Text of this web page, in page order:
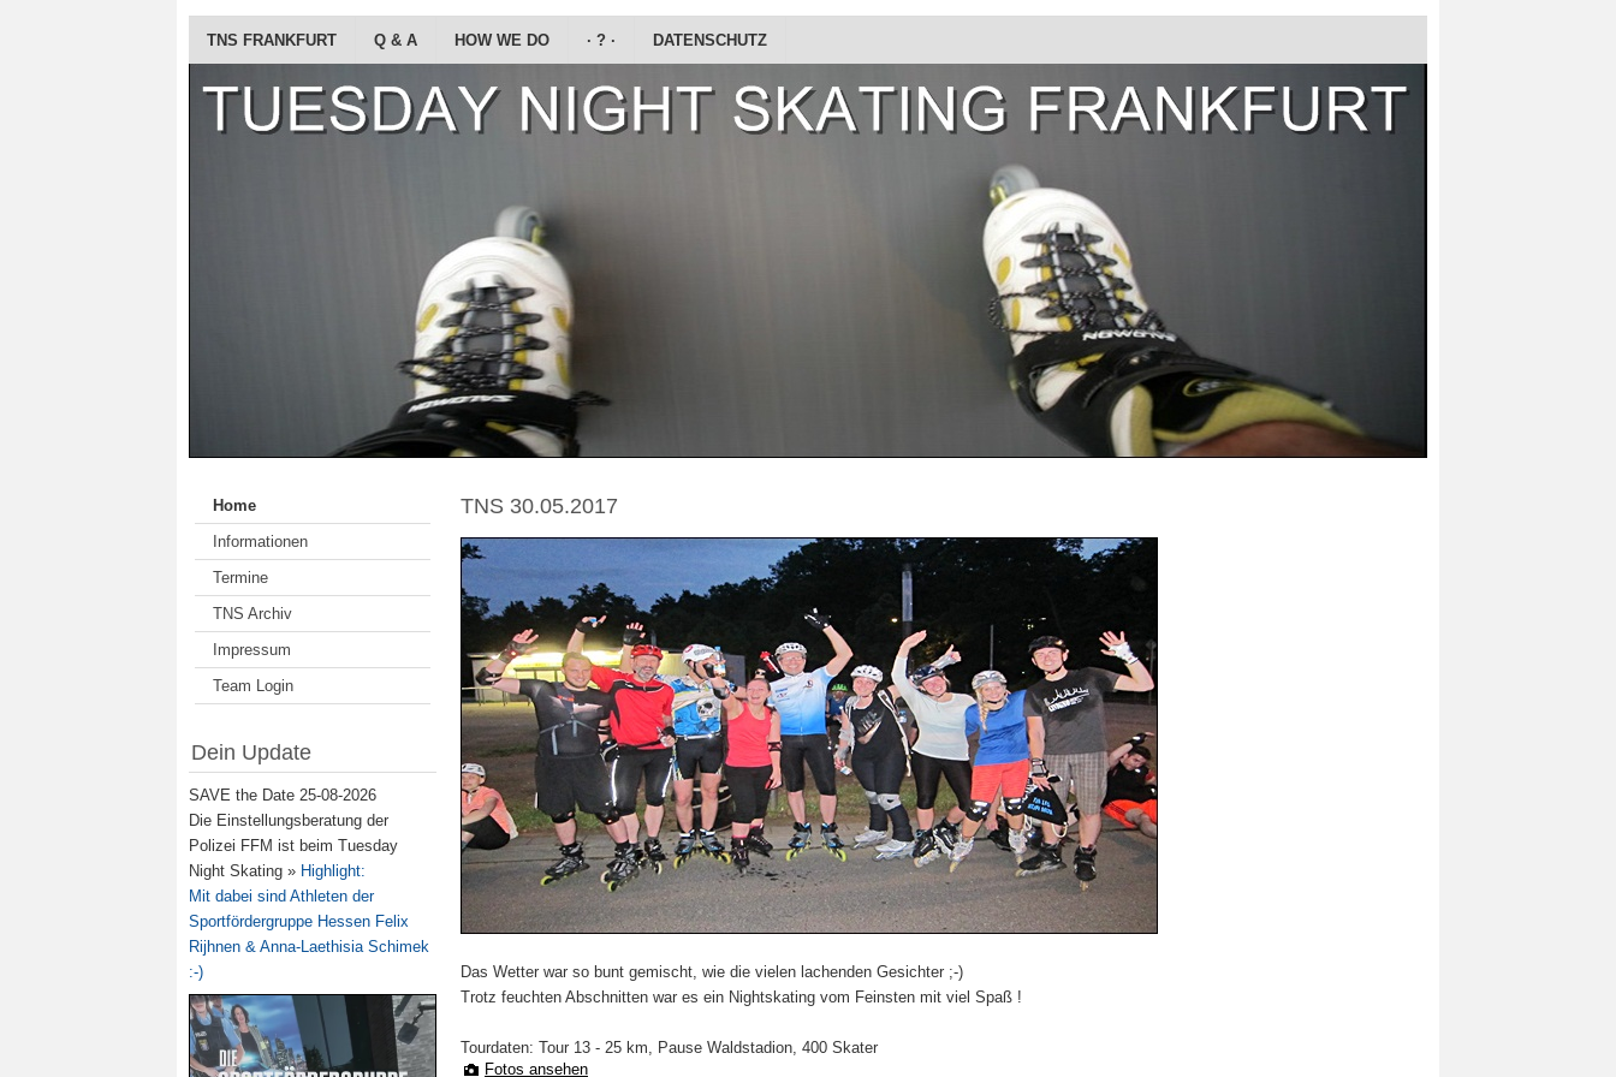
TNS FRANKFURT Q & A HOW WE DO · ? · DATENSCHUTZ
Home
Informationen
Termine
TNS Archiv
Impressum
Team Login
Dein Update
SAVE the Date 25-08-2026
Die Einstellungsberatung der
Polizei FFM ist beim Tuesday
Night Skating » Highlight:
Mit dabei sind Athleten der
Sportfördergruppe Hessen Felix
Rijhnen & Anna-Laethisia Schimek
:-)
TNS 30.05.2017
Das Wetter war so bunt gemischt, wie die vielen lachenden Gesichter ;-)
Trotz feuchten Abschnitten war es ein Nightskating vom Feinsten mit viel Spaß !
Tourdaten: Tour 13 - 25 km, Pause Waldstadion, 400 Skater
Fotos ansehen